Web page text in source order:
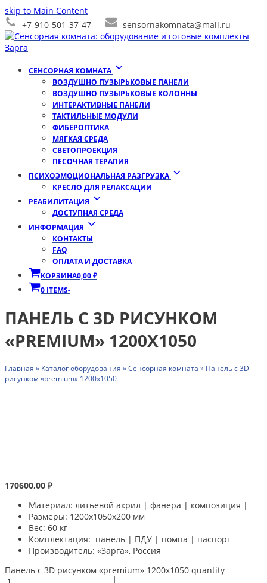
skip to Main Content
+7-910-501-37-47
sensornakomnata@mail.ru
СЕНСОРНАЯ КОМНАТА
ВОЗДУШНО ПУЗЫРЬКОВЫЕ ПАНЕЛИ
ВОЗДУШНО ПУЗЫРЬКОВЫЕ КОЛОННЫ
ИНТЕРАКТИВНЫЕ ПАНЕЛИ
ТАКТИЛЬНЫЕ МОДУЛИ
ФИБЕРОПТИКА
МЯГКАЯ СРЕДА
СВЕТОПРОЕКЦИЯ
ПЕСОЧНАЯ ТЕРАПИЯ
ПСИХОЭМОЦИОНАЛЬНАЯ РАЗГРУЗКА
КРЕСЛО ДЛЯ РЕЛАКСАЦИИ
РЕАБИЛИТАЦИЯ
ДОСТУПНАЯ СРЕДА
ИНФОРМАЦИЯ
КОНТАКТЫ
FAQ
ОПЛАТА И ДОСТАВКА
КОРЗИНА0,00₽
0 ITEMS-
ПАНЕЛЬ С 3D РИСУНКОМ
«PREMIUM» 1200Х1050
Главная » Каталог оборудования »Сенсорная комната » Панель с 3D
рисунком «premium» 1200х1050
170600,00 ₽
Материал: литьевой акрил | фанера | композиция |
Размеры: 1200х1050х200 мм
Вес: 60 кг
Комплектация: панель | ПДУ | помпа | паспорт
Производитель: «Зарга», Россия
Панель с 3D рисунком «premium» 1200х1050 quantity